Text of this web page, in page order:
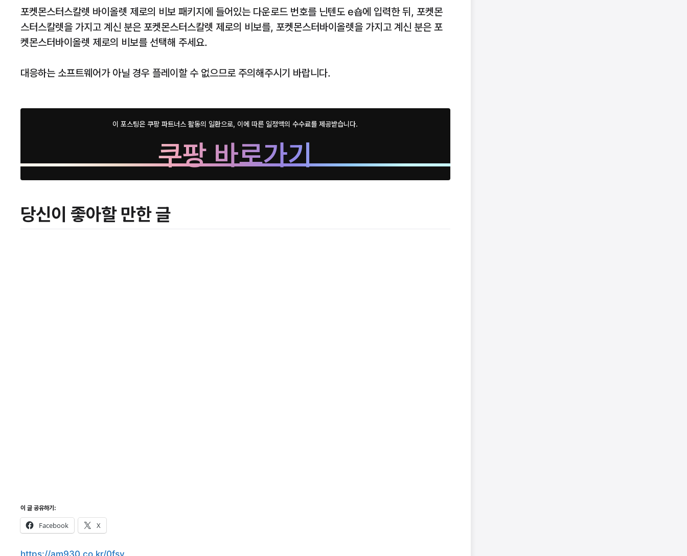
포켓몬스터스칼렛 바이올렛 제로의 비보 패키지에 들어있는 다운로드 번호를 닌텐도 e숍에 입력한 뒤, 포켓몬
스터스칼렛을 가지고 계신 분은 포켓몬스터스칼렛 제로의 비보를, 포켓몬스터바이올렛을 가지고 계신 분은 포
켓몬스터바이올렛 제로의 비보를 선택해 주세요.
대응하는 소프트웨어가 아닐 경우 플레이할 수 없으므로 주의해주시기 바랍니다.
이 포스팅은 쿠팡 파트너스 활동의 일환으로, 이에 따른 일정액의 수수료를 제공받습니다.
쿠팡 바로가기
당신이 좋아할 만한 글
이 글 공유하기:
Facebook X
https://am930.co.kr/0fsv